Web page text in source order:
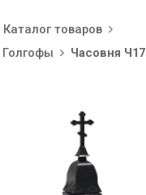
Каталог товаров
Часовня Ч17